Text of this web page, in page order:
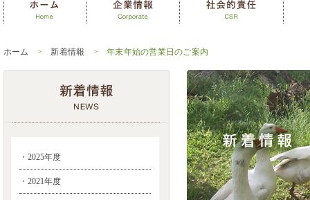
ホーム > 新着情報 > 年末年始の営業日のご案内
・2025年度
・2021年度